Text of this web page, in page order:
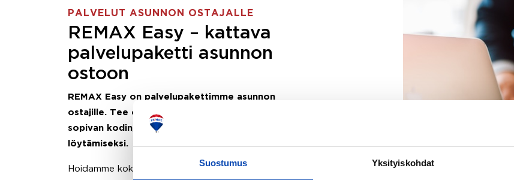
Suostumus Yksityiskohdat
PALVELUT ASUNNON OSTAJALLE
REMAX Easy – kattava
palvelupaketti asunnon
ostoon
REMAX Easy on palvelupakettimme asunnon
ostajille. Tee ostotoimeksianto ja etsimme juuri sinulle
sopivan kodin, eikä sinun tarvitse nähdä vaivaa sen
löytämiseksi.
Hoidamme koko ostoprosessin puolestasi.